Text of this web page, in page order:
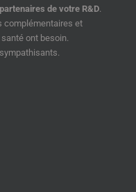
de votre R&D.
complémentaires et
ont besoin.